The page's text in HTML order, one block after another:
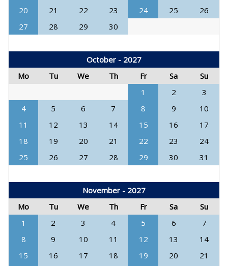
20
21 22 23 24 25
26
27
28 29 30
October - 2027
Mo
Tu We Th Fr Sa
Su
1
2
3
4
5 6 7 8 9
10
11
12 13 14 15 16
17
18
19 20 21 22 23
24
25
26 27 28 29 30 31
November - 2027
Mo
Tu We Th Fr Sa
Su
1
2 3 4 5 6
7
8
9 10 11 12 13
14
15
16 17 18 19 20
21